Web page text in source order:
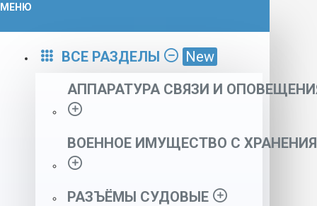
МЕНЮ
ВСЕ РАЗДЕЛЫ
New
АППАРАТУРА СВЯЗИ И
ВОЕННОЕ ИМУЩЕСТВО С ХРАНЕНИЯ
РАЗЪЁМЫ СУДОВЫЕ